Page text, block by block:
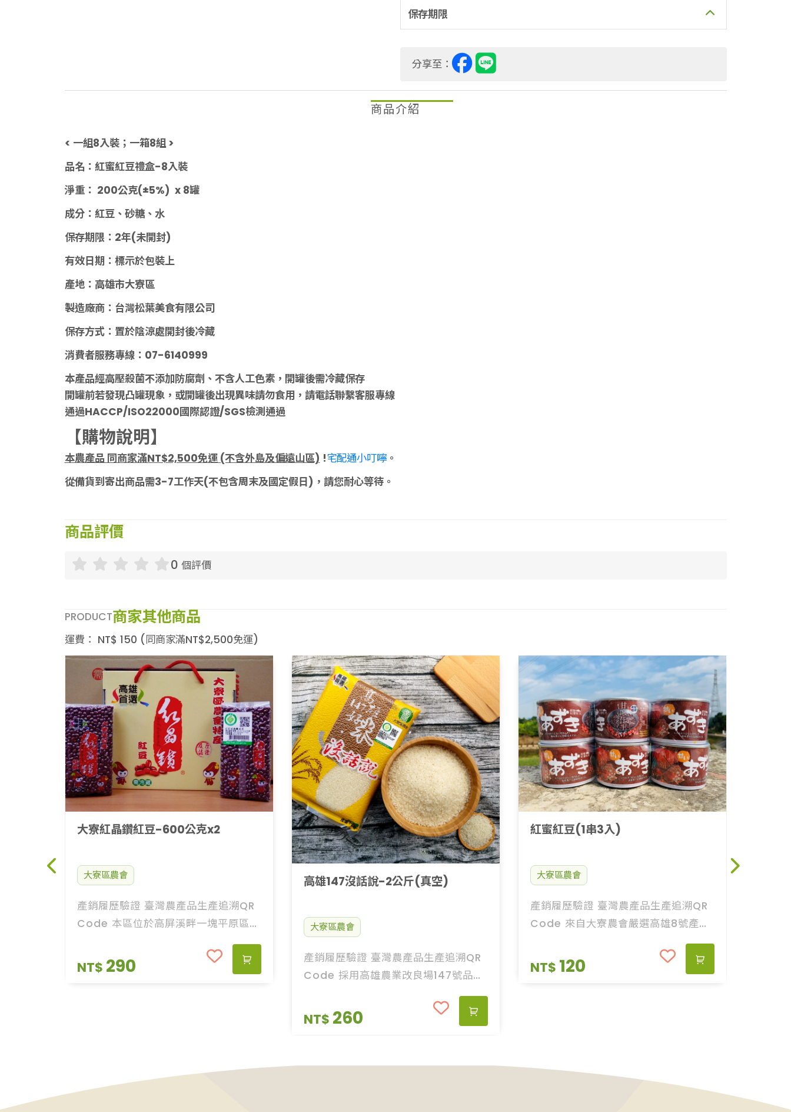
保存期限
分享至：
商品介紹
< 一組8入裝；一箱8組 >
品名：紅蜜紅豆禮盒-8入裝
淨重： 200公克(±5%) x 8罐
成分：紅豆、砂糖、水
保存期限：2年(未開封)
有效日期：標示於包裝上
產地：高雄市大寮區
製造廠商：台灣松葉美食有限公司
保存方式：置於陰涼處開封後冷藏
消費者服務專線：07-6140999
本產品經高壓殺菌不添加防腐劑、不含人工色素，開罐後需冷藏保存
開罐前若發現凸罐現象，或開罐後出現異味請勿食用，請電話聯繫客服專線
通過HACCP/ISO22000國際認證/SGS檢測通過
【購物說明】
本農產品 同商家滿NT$2,500免運 (不含外島及偏遠山區) !宅配通小叮嚀。
從備貨到寄出商品需3-7工作天(不包含周末及國定假日)，請您耐心等待。
商品評價
0 個評價
PRODUCT商家其他商品
運費： NT$ 150 (同商家滿NT$2,500免運)
大寮紅晶鑽紅豆-600公克x2
大寮區農會
產銷履歷驗證 臺灣農產品生產追溯QR
Code 本區位於高屏溪畔一塊平原區，
所種植紅豆產量佳，味美、極富鄉土味
紅豆為大寮區裡作特產,本會紅豆產銷第
一班與改良場技術合作種植『高雄8
NT$ 290
高雄147沒話說-2公斤(真空)
大寮區農會
產銷履歷驗證 臺灣農產品生產追溯QR
Code 採用高雄農業改良場147號品種
栽種的農田，呼吸著潔凈的空氣，清澈
見蜆的山泉水，甜味沁入米心。收成的
米，顆粒晶瑩剔透，大額飽滿，雙手捧
NT$ 260
紅蜜紅豆(1串3入)
大寮區農會
產銷履歷驗證 臺灣農產品生產追溯QR
Code 來自大寮農會嚴選高雄8號產銷
履歷紅蜜紅豆，開罐即食、免顧火燉
煮、不甜不膩好爽口、飽滿鬆綿紅蜜相
思。
NT$ 120